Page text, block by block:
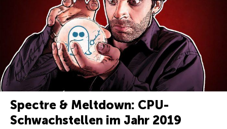
Spectre & Meltdown: CPU-
Schwachstellen im Jahr 2019